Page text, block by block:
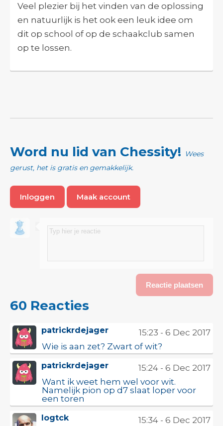
Veel plezier bij het vinden van de oplossing
en natuurlijk is het ook een leuk idee om
dit op school of op de schaakclub samen
op te lossen.
Word nu lid van Chessity!
Wees
gerust, het is gratis en gemakkelijk.
Inloggen Maak account
60 Reacties
patrickrdejager
15:23 - 6 Dec 2017
Wie is aan zet? Zwart of wit?
patrickrdejager
15:24 - 6 Dec 2017
Want ik weet hem wel voor wit.
Namelijk pion op d7 slaat loper voor
een toren
logtck
15:34 - 6 Dec 2017